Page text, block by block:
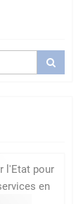
l'Etat pour
en